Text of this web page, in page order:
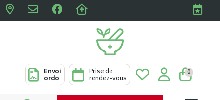
Pharmacies Clabots &
Envoi
ordo
Prise de
rendez-vous
0